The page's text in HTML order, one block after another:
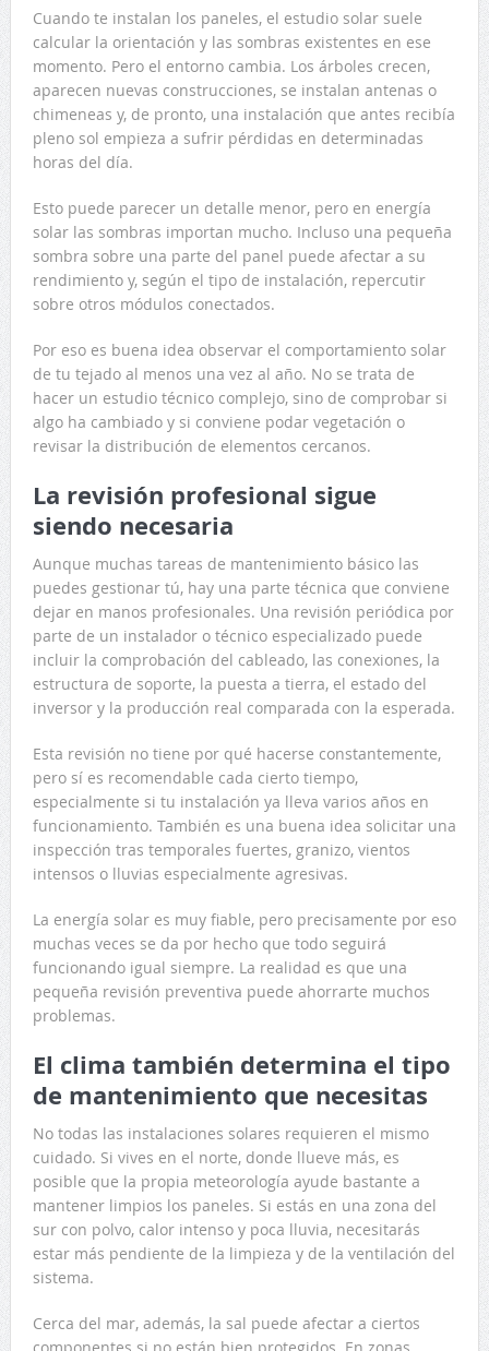
Cuando te instalan los paneles, el estudio solar suele
calcular la orientación y las sombras existentes en ese
momento. Pero el entorno cambia. Los árboles crecen,
aparecen nuevas construcciones, se instalan antenas o
chimeneas y, de pronto, una instalación que antes recibía
pleno sol empieza a sufrir pérdidas en determinadas
horas del día.
Esto puede parecer un detalle menor, pero en energía
solar las sombras importan mucho. Incluso una pequeña
sombra sobre una parte del panel puede afectar a su
rendimiento y, según el tipo de instalación, repercutir
sobre otros módulos conectados.
Por eso es buena idea observar el comportamiento solar
de tu tejado al menos una vez al año. No se trata de
hacer un estudio técnico complejo, sino de comprobar si
algo ha cambiado y si conviene podar vegetación o
revisar la distribución de elementos cercanos.
La revisión profesional sigue
siendo necesaria
Aunque muchas tareas de mantenimiento básico las
puedes gestionar tú, hay una parte técnica que conviene
dejar en manos profesionales. Una revisión periódica por
parte de un instalador o técnico especializado puede
incluir la comprobación del cableado, las conexiones, la
estructura de soporte, la puesta a tierra, el estado del
inversor y la producción real comparada con la esperada.
Esta revisión no tiene por qué hacerse constantemente,
pero sí es recomendable cada cierto tiempo,
especialmente si tu instalación ya lleva varios años en
funcionamiento. También es una buena idea solicitar una
inspección tras temporales fuertes, granizo, vientos
intensos o lluvias especialmente agresivas.
La energía solar es muy fiable, pero precisamente por eso
muchas veces se da por hecho que todo seguirá
funcionando igual siempre. La realidad es que una
pequeña revisión preventiva puede ahorrarte muchos
problemas.
El clima también determina el tipo
de mantenimiento que necesitas
No todas las instalaciones solares requieren el mismo
cuidado. Si vives en el norte, donde llueve más, es
posible que la propia meteorología ayude bastante a
mantener limpios los paneles. Si estás en una zona del
sur con polvo, calor intenso y poca lluvia, necesitarás
estar más pendiente de la limpieza y de la ventilación del
sistema.
Cerca del mar, además, la sal puede afectar a ciertos